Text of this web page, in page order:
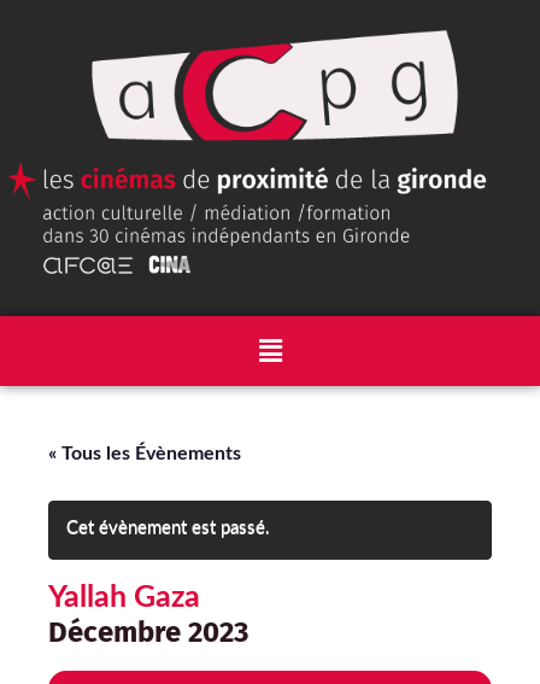
« Tous les Évènements
Cet évènement est passé.
Yallah Gaza
Décembre 2023